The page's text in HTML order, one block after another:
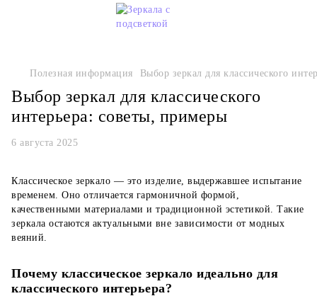
Полезная информация Выбор зеркал для классического
Выбор зеркал для классического
интерьера: советы, примеры
6 августа 2025
Классическое зеркало — это изделие, выдержавшее испытание
временем. Оно отличается гармоничной формой,
качественными материалами и традиционной эстетикой. Такие
зеркала остаются актуальными вне зависимости от модных
веяний.
Почему классическое зеркало идеально для
классического интерьера?